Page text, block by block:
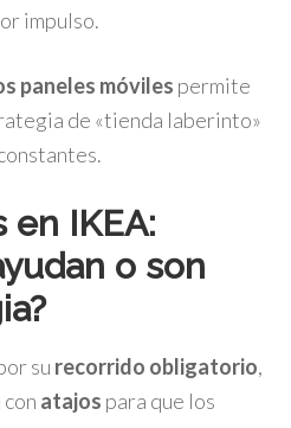
impulso.
paneles móviles permite
de «tienda laberinto»
en IKEA:
o son
su recorrido obligatorio,
atajos para que los